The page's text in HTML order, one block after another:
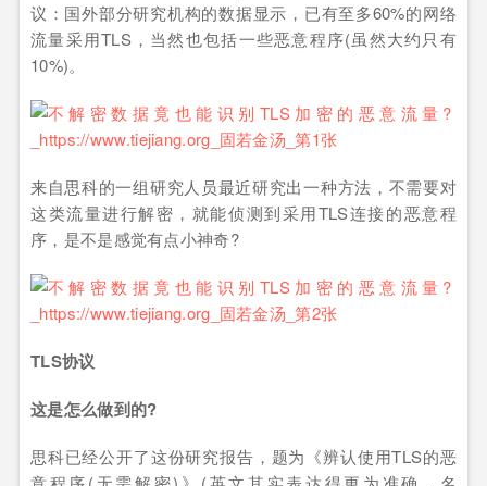
议：国外部分研究机构的数据显示，已有至多60%的网络
流量采用TLS，当然也包括一些恶意程序(虽然大约只有
10%)。
来自思科的一组研究人员最近研究出一种方法，不需要对
这类流量进行解密，就能侦测到采用TLS连接的恶意程
序，是不是感觉有点小神奇?
TLS协议
这是怎么做到的?
思科已经公开了这份研究报告，题为《辨认使用TLS的恶